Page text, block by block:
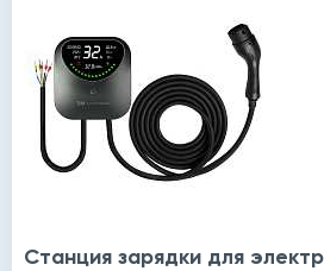
Станция зарядки для